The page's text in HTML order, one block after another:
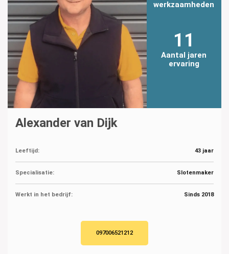
werkzaamheden
11
Aantal jaren
ervaring
Alexander van Dijk
Leeftijd: 43 jaar
Specialisatie: Slotenmaker
Werkt in het bedrijf: Sinds 2018
097006521212